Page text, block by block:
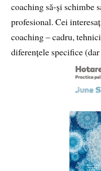
coaching să-și schimbe
profesional. Cei
coaching – cadru,
diferențele specifice